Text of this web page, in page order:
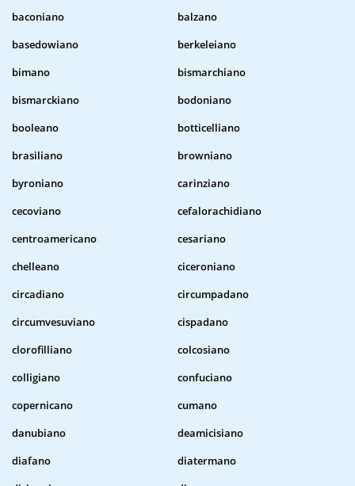
baconiano
balzano
basedowiano
berkeleiano
bimano
bismarchiano
bismarckiano
bodoniano
booleano
botticelliano
brasiliano
browniano
byroniano
carinziano
cecoviano
cefalorachidiano
centroamericano
cesariano
chelleano
ciceroniano
circadiano
circumpadano
circumvesuviano
cispadano
clorofilliano
colcosiano
colligiano
confuciano
copernicano
cumano
danubiano
deamicisiano
diafano
diatermano